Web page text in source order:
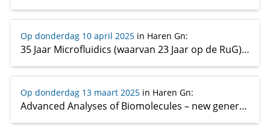
Op donderdag 10 april 2025in Haren Gn:
35 Jaar Microfluidics (waarvan 23 Jaar op de RuG): Van chemische analyse tot menselijke fysiologie op een chip
Op donderdag 13 maart 2025in Haren Gn:
Advanced Analyses of Biomolecules – new generation of oncolytics